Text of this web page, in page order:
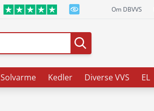
Om DBVVS
Solvarme Kedler Diverse VVS EL